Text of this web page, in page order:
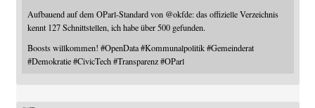
Aufbauend auf dem OParl-Standard von @okfde: das offizielle Verzeichnis
kennt 127 Schnittstellen, ich habe über 500 gefunden.
Boosts willkommen! #OpenData #Kommunalpolitik #Gemeinderat
#Demokratie #CivicTech #Transparenz #OParl